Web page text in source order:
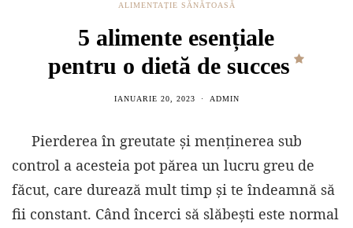
ALIMENTAȚIE SĂNĂTOASĂ
5 alimente esențiale
pentru o dietă de succes
IANUARIE 20, 2023 ADMIN
Pierderea în greutate și menținerea sub
control a acesteia pot părea un lucru greu de
făcut, care durează mult timp și te îndeamnă să
fii constant. Când încerci să slăbești este normal